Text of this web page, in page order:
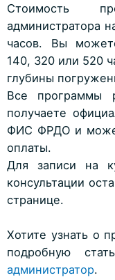
Стоимость
администратора
часов. Вы
140, 320 или 520
глубины
Все программы
получаете
ФИС ФРДО и
оплаты.
Для записи на
консультации
странице.
Хотите узнать о
подробную
администратор.